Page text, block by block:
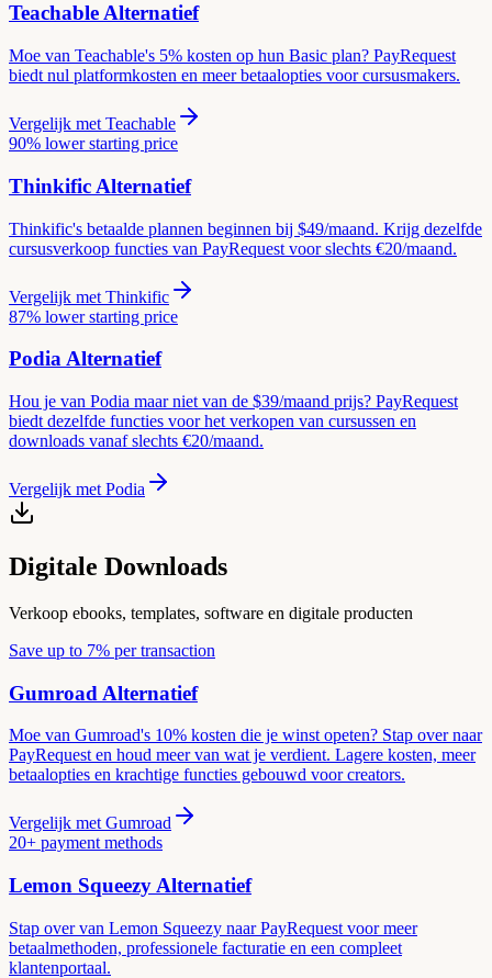
TeachableAlternatief
Moe van Teachable's 5% kosten op hun Basic plan? PayRequest
biedt nul platformkosten en meer betaalopties voor cursusmakers.
Vergelijk met Teachable
90% lower starting price
Thinkific Alternatief
Thinkific's betaalde plannen beginnen bij $49/maand. Krijg dezelfde
cursusverkoop functies van PayRequest voor slechts €20/maand.
Vergelijk met Thinkific
87% lower starting price
PodiaAlternatief
Hou je van Podia maar niet van de $39/maand prijs? PayRequest
biedt dezelfde functies voor het verkopen van cursussen en
downloads vanaf slechts €20/maand.
Vergelijk met Podia
Digitale Downloads
Verkoop ebooks, templates, software en digitale producten
Save up to 7% per transaction
Gumroad Alternatief
Moe van Gumroad's 10% kosten die je winst opeten? Stap over naar
PayRequest en houd meer van wat je verdient. Lagere kosten, meer
betaalopties en krachtige functies gebouwd voor creators.
Vergelijk met Gumroad
20+ payment methods
Lemon Squeezy Alternatief
Stap over van Lemon Squeezy naar PayRequest voor meer
betaalmethoden, professionele facturatie en een compleet
klantenportaal.